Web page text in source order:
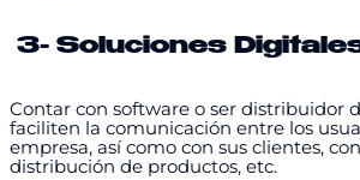
3- Soluciones
Contar con software o ser distribuidor
faciliten la comunicación entre los
empresa, así como con sus clientes,
distribución de productos, etc.